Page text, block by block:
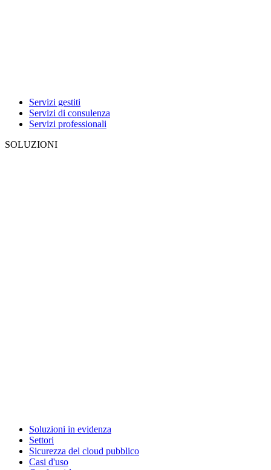
Servizi gestiti
Servizi di consulenza
Servizi professionali
SOLUZIONI
Soluzioni in evidenza
Settori
Sicurezza del cloud pubblico
Casi d'uso